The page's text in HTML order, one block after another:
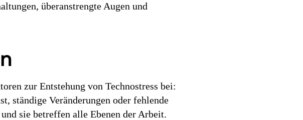
überanstrengte Augen und
zur Entstehung von Technostress bei:
ständige Veränderungen oder fehlende
sie betreffen alle Ebenen der Arbeit.